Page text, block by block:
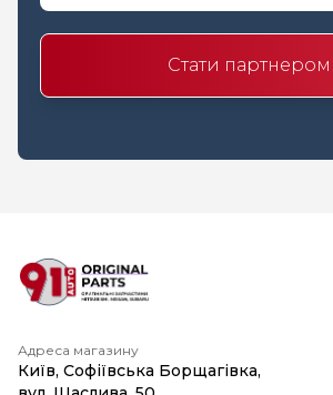
Стати партнером
Адреса магазину
Київ, Софіївська Борщагівка,